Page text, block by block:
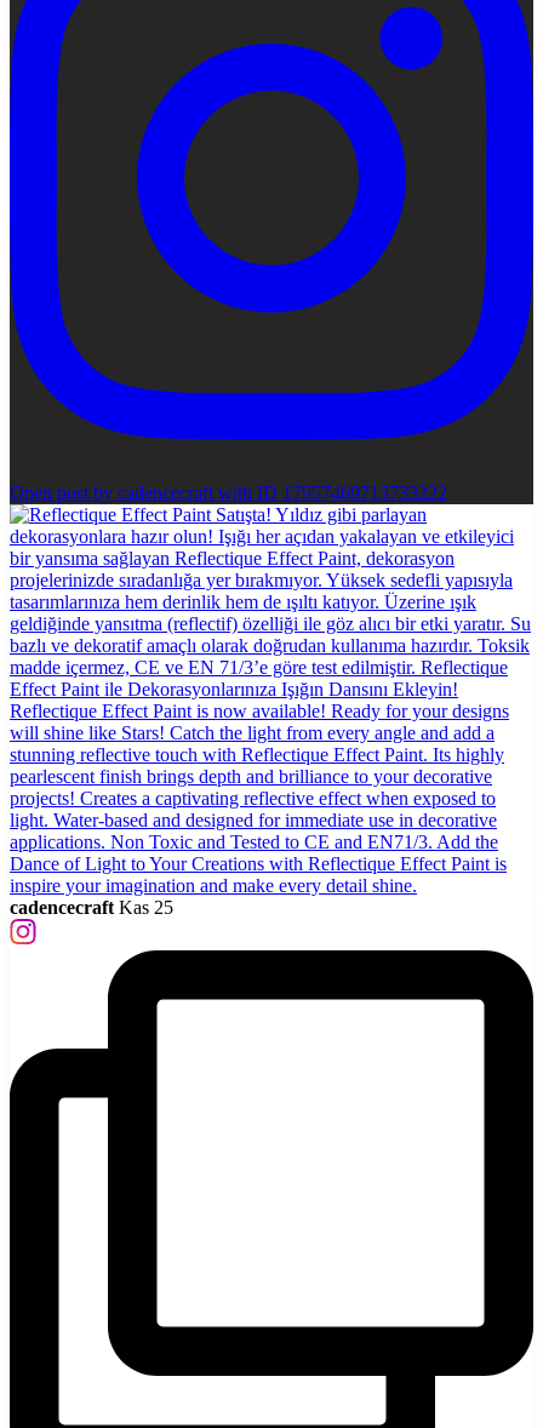
Open post by cadencecraft with ID 17957469713733222
cadencecraft Kas 25